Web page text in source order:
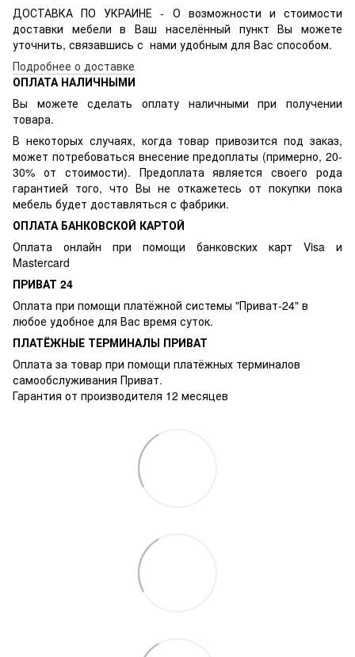
ДОСТАВКА ПО УКРАИНЕ - О возможности и стоимости
доставки мебели в Ваш населённый пункт Вы можете
уточнить, связавшись с нами удобным для Вас способом.
Подробнее о доставке
ОПЛАТА НАЛИЧНЫМИ
Вы можете сделать оплату наличными при получении
товара.
В некоторых случаях, когда товар привозится под заказ,
может потребоваться внесение предоплаты (примерно, 20-
30% от стоимости). Предоплата является своего рода
гарантией того, что Вы не откажетесь от покупки пока
мебель будет доставляться с фабрики.
ОПЛАТА БАНКОВСКОЙ КАРТОЙ
Оплата онлайн при помощи банковских карт Visa и
Mastercard
ПРИВАТ 24
Оплата при помощи платёжной системы "Приват-24" в
любое удобное для Вас время суток.
ПЛАТЁЖНЫЕ ТЕРМИНАЛЫ ПРИВАТ
Оплата за товар при помощи платёжных терминалов
самообслуживания Приват.
Гарантия от производителя 12 месяцев